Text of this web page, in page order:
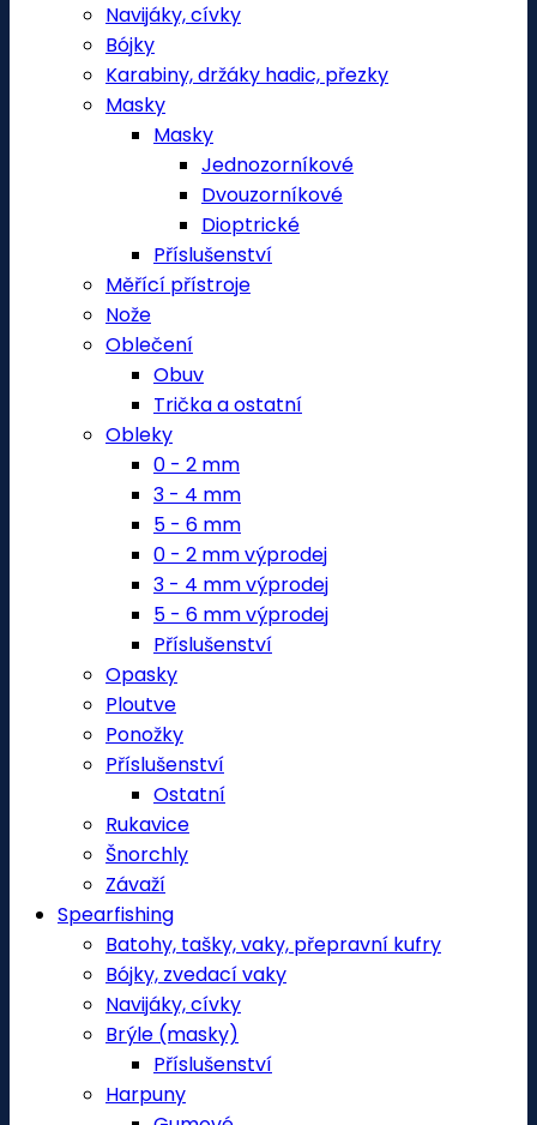
Navijáky, cívky
Bójky
Karabiny, držáky hadic, přezky
Masky
Masky
Jednozorníkové
Dvouzorníkové
Dioptrické
Příslušenství
Měřící přístroje
Nože
Oblečení
Obuv
Trička a ostatní
Obleky
0 - 2 mm
3 - 4 mm
5 - 6 mm
0 - 2 mm výprodej
3 - 4 mm výprodej
5 - 6 mm výprodej
Příslušenství
Opasky
Ploutve
Ponožky
Příslušenství
Ostatní
Rukavice
Šnorchly
Závaží
Spearfishing
Batohy, tašky, vaky, přepravní kufry
Bójky, zvedací vaky
Navijáky, cívky
Brýle (masky)
Příslušenství
Harpuny